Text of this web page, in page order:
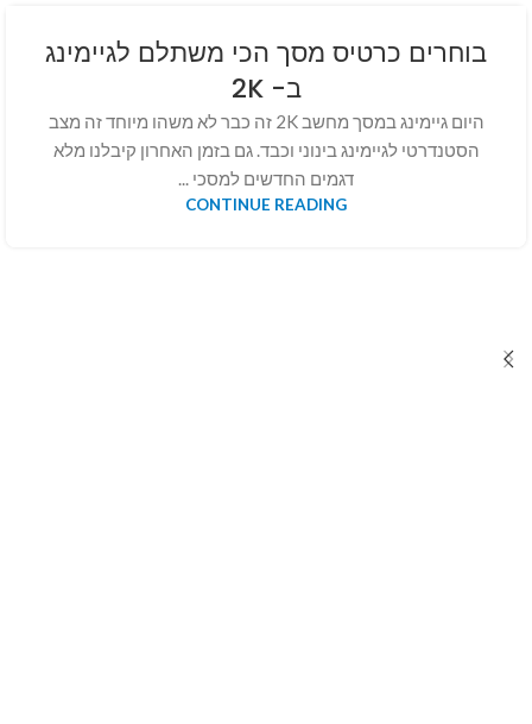
בוחרים כרטיס מסך הכי משתלם לגיימינג
ב- 2K
היום גיימינג במסך מחשב 2K זה כבר לא משהו מיוחד זה מצב
הסטנדרטי לגיימינג בינוני וכבד. גם בזמן האחרון קיבלנו מלא
דגמים החדשים למסכי ...
CONTINUE READING